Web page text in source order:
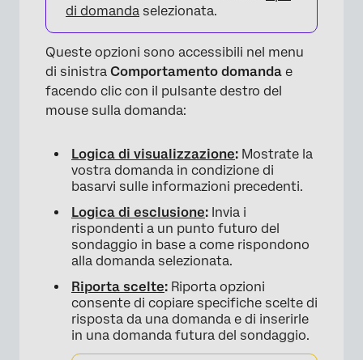
×
di domanda selezionata.
Queste opzioni sono accessibili nel menu
di sinistra Comportamento domanda e
facendo clic con il pulsante destro del
mouse sulla domanda:
Logica di visualizzazione: Mostrate la
vostra domanda in condizione di
basarvi sulle informazioni precedenti.
Logica di esclusione: Invia i
rispondenti a un punto futuro del
sondaggio in base a come rispondono
alla domanda selezionata.
Riporta scelte: Riporta opzioni
consente di copiare specifiche scelte di
risposta da una domanda e di inserirle
in una domanda futura del sondaggio.